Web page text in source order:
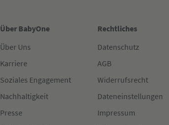
Über BabyOne
Über Uns
Karriere
Soziales Engagement
Nachhaltigkeit
Presse
Rechtliches
Datenschutz
AGB
Widerrufsrecht
Dateneinstellungen
Impressum